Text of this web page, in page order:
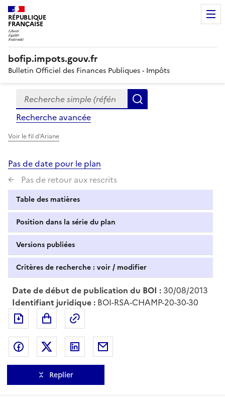
RÉPUBLIQUE
FRANÇAISE
bofip.impots.gouv.fr
Bulletin Officiel des Finances Publiques - Impôts
Formulaire
de
recherche
Recherche simple (références, mots clés, partie du
Recherche avancée
Voir le fil d'Ariane
Pas de date pour le plan
Pas de retour aux rescrits
Table des matières
Position dans la série du plan
Versions publiées
Critères de recherche : voir / modifier
Date de début de publication du BOI : 30/08/2013
Identifiant juridique : BOI-RSA-CHAMP-20-30-30
Exporter le document au format pdf
Partager sur Facebook
Partager sur Twitter
Partager sur LinkedIn
Replier